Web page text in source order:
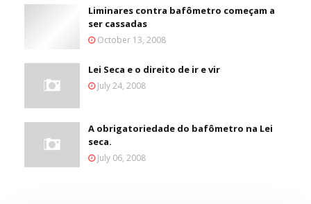
Liminares contra bafômetro começam a
ser cassadas
October 13, 2008
Lei Seca e o direito de ir e vir
July 24, 2008
A obrigatoriedade do bafômetro na Lei
seca.
July 06, 2008